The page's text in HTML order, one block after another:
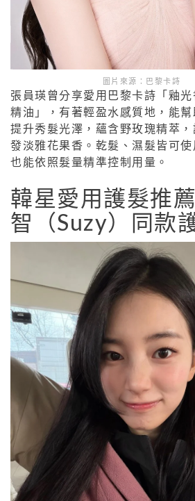
圖片來源：巴黎卡詩
張員瑛曾分享愛用巴黎卡詩「釉光
精油」，有著輕盈水感質地，能幫
提升秀髮光澤，蘊含野玫瑰精萃
發淡雅花果香。乾髮、濕髮皆可
也能依照髮量精準控制用量。
韓星愛用護髮推
智（Suzy）同款